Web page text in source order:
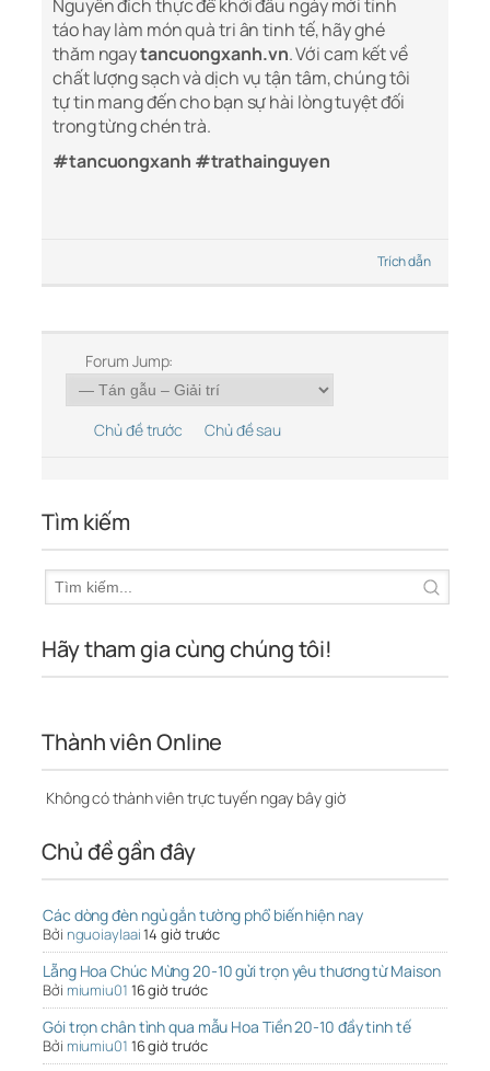
Nguyên đích thực để khởi đầu ngày mới tỉnh
táo hay làm món quà tri ân tinh tế, hãy ghé
thăm ngaytancuongxanh.vn. Với cam kết về
chất lượng sạch và dịch vụ tận tâm, chúng tôi
tự tin mang đến cho bạn sự hài lòng tuyệt đối
trong từng chén trà.
#tancuongxanh #trathainguyen
Trích dẫn
Forum Jump:
Chủ đề trước Chủ đề sau
Tìm kiếm
Hãy tham gia cùng chúng tôi!
Thành viên Online
Không có thành viên trực tuyến ngay bây giờ
Chủ đề gần đây
Các dòng đèn ngủ gắn tường phổ biến hiện nay
Bởi nguoiaylaai14 giờ trước
Lẵng Hoa Chúc Mừng 20-10 gửi trọn yêu thương từ Maison
Bởi miumiu01 16 giờ trước
Gói trọn chân tình qua mẫu Hoa Tiền 20-10 đầy tinh tế
Bởi miumiu01 16 giờ trước